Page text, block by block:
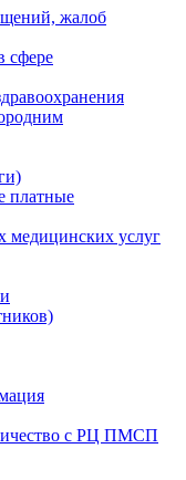
жалоб
сфере
платные
медицинских услуг
с РЦ ПМСП